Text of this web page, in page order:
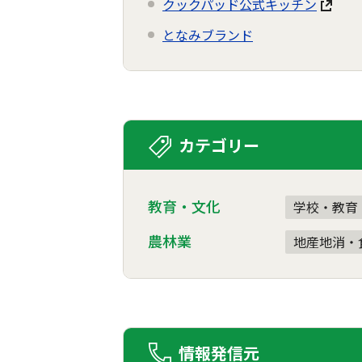
クックパッド公式キッチン
となみブランド
カテゴリー
教育・文化 学校・教育
農林業 地産地消・
情報発信元